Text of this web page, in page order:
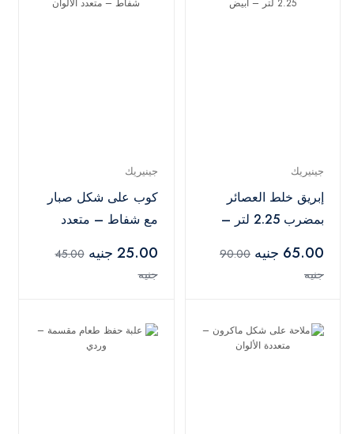
جينيريك
إبريق خلط العصائر
بمضرب 2.25 لتر –
65.00 جنيه
90.00
جنيه
جينيريك
كوب على شكل صبار
مع شفاط – متعدد
25.00 جنيه
45.00
جنيه